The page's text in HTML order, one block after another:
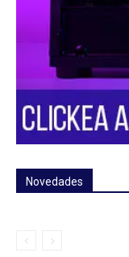
Novedades